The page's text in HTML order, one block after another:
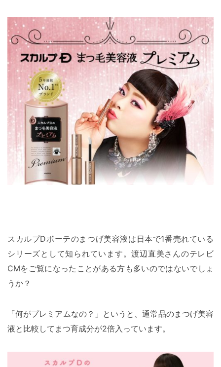
スカルプDボーテのまつげ美容液は日本で1番売れている
シリーズとして知られています。渡辺直美さんのテレビ
CMをご覧になったことがある方も多いのではないでしょ
うか？
「何がプレミアムなの？」というと、通常品のまつげ美容
液と比較してまつ育成分が2倍入っています。